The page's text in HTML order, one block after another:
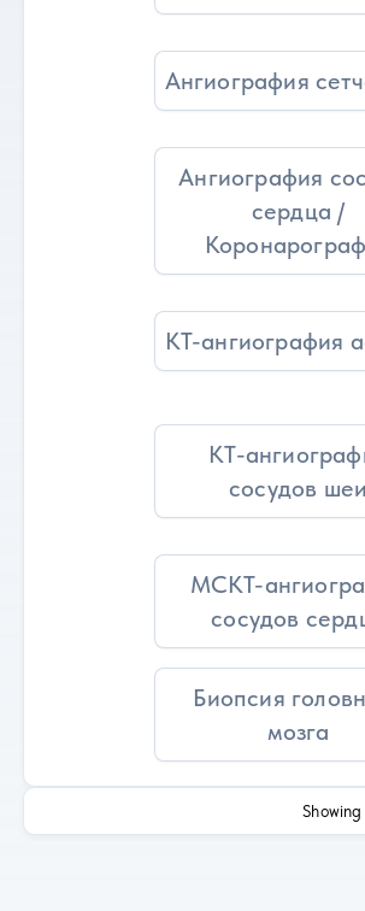
Ангиография
Ангиография
сердца /
КТ-ангиография
КТ-
сосудов шеи
МСКТ-
сосудов
Биопсия
мозга
Showing